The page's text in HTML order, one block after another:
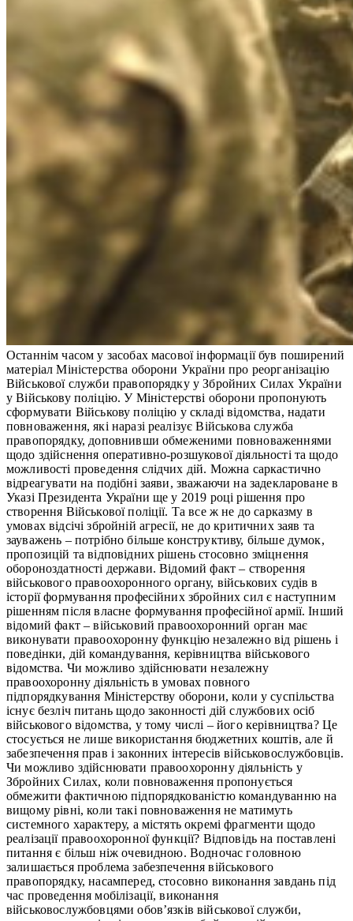
Останнім часом у засобах масової інформації був поширений
матеріал Міністерства оборони України про реорганізацію
Військової служби правопорядку у Збройних Силах України
у Військову поліцію. У Міністерстві оборони пропонують
сформувати Військову поліцію у складі відомства, надати
повноваження, які наразі реалізує Військова служба
правопорядку, доповнивши обмеженими повноваженнями
щодо здійснення оперативно-розшукової діяльності та щодо
можливості проведення слідчих дій. Можна саркастично
відреагувати на подібні заяви, зважаючи на задеклароване в
Указі Президента України ще у 2019 році рішення про
створення Військової поліції. Та все ж не до сарказму в
умовах відсічі збройній агресії, не до критичних заяв та
зауважень – потрібно більше конструктиву, більше думок,
пропозицій та відповідних рішень стосовно зміцнення
обороноздатності держави. Відомий факт – створення
військового правоохоронного органу, військових судів в
історії формування професійних збройних сил є наступним
рішенням після власне формування професійної армії. Інший
відомий факт – військовий правоохоронний орган має
виконувати правоохоронну функцію незалежно від рішень і
поведінки, дій командування, керівництва військового
відомства. Чи можливо здійснювати незалежну
правоохоронну діяльність в умовах повного
підпорядкування Міністерству оборони, коли у суспільства
існує безліч питань щодо законності дій службових осіб
військового відомства, у тому числі – його керівництва? Це
стосується не лише використання бюджетних коштів, але й
забезпечення прав і законних інтересів військовослужбовців.
Чи можливо здійснювати правоохоронну діяльність у
Збройних Силах, коли повноваження пропонується
обмежити фактичною підпорядкованістю командуванню на
вищому рівні, коли такі повноваження не матимуть
системного характеру, а містять окремі фрагменти щодо
реалізації правоохоронної функції? Відповідь на поставлені
питання є більш ніж очевидною. Водночас головною
залишається проблема забезпечення військового
правопорядку, насамперед, стосовно виконання завдань під
час проведення мобілізації, виконання
військовослужбовцями обов’язків військової служби,